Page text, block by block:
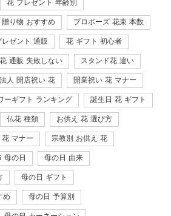
花 プレゼント 年齢別
贈り物 おすすめ プロポーズ 花束 本数
レゼント 通販 花 ギフト 初心者
花 通販 失敗しない スタンド花 違い
法人 開店祝い 花 開業祝い 花 マナー
ーギフト ランキング 誕生日 花 ギフト
仏花 種類 お供え 花 選び方
花 マナー 宗教別 お供え 花
母の日 母の日 由来
母の日 ギフト
め 母の日 予算別